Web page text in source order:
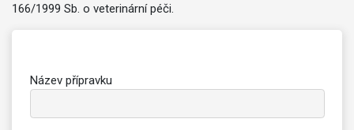
166/1999 Sb. o veterinární péči.
Název přípravku